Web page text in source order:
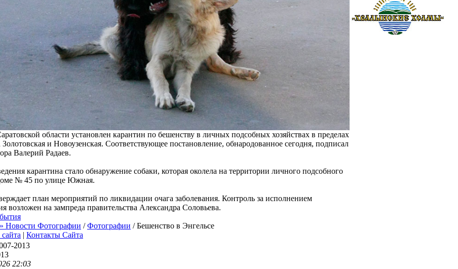
области установлен карантин по бешенству в личных подсобных хозяйствах в пределах
и Новоузенская. Соответствующее постановление, обнародованное сегодня, подписал
Валерий Радаев.
карантина стало обнаружение собаки, которая околела на территории личного подсобного
№ 45 по улице Южная.
план мероприятий по ликвидации очага заболевания. Контроль за исполнением
возложен на зампреда правительства Александра Соловьева.
Новости Фотографии /Фотографии / Бешенство в Энгельсе
| Контакты Сайта
2013
22:03